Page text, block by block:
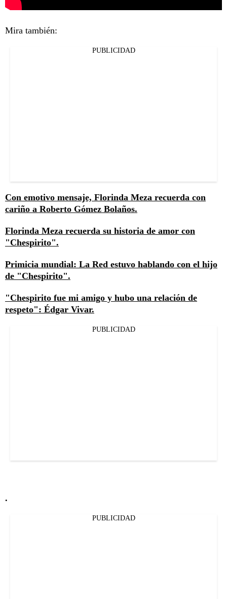
Mira también:
PUBLICIDAD
Con emotivo mensaje, Florinda Meza recuerda con
cariño a Roberto Gómez Bolaños.
Florinda Meza recuerda su historia de amor con
"Chespirito".
Primicia mundial: La Red estuvo hablando con el hijo
de "Chespirito".
"Chespirito fue mi amigo y hubo una relación de
respeto": Édgar Vivar.
PUBLICIDAD
.
PUBLICIDAD